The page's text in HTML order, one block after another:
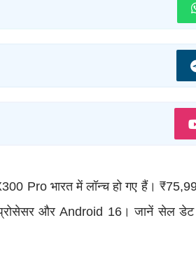
Pro भारत में लॉन्च हो गए हैं।
और Android 16। जानें सेल डेट